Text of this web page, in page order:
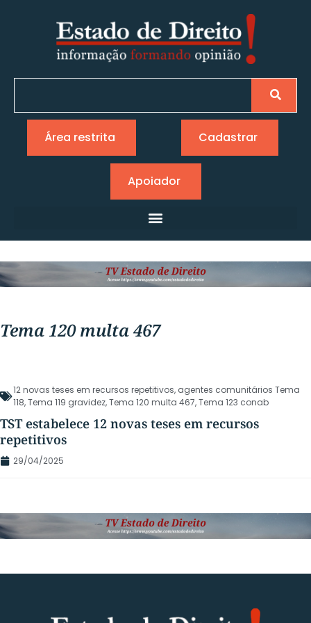
Área restrita Cadastrar
Apoiador
Tema 120 multa 467
12 novas teses em recursos repetitivos, agentes comunitários Tema
118,Tema 119 gravidez,Tema 120 multa 467,Tema 123 conab
TST estabelece 12 novas teses em recursos
repetitivos
29/04/2025